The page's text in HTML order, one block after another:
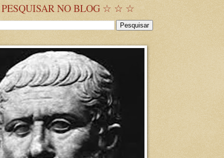
NO BLOG ☆ ☆ ☆